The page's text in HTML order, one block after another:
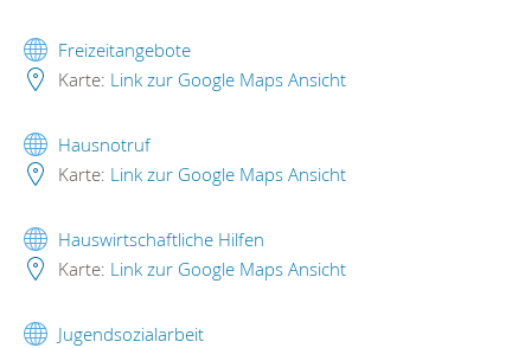
Freizeitangebote
Karte: Link zur Google Maps Ansicht
Hausnotruf
Karte: Link zur Google Maps Ansicht
Hauswirtschaftliche Hilfen
Karte: Link zur Google Maps Ansicht
Jugendsozialarbeit